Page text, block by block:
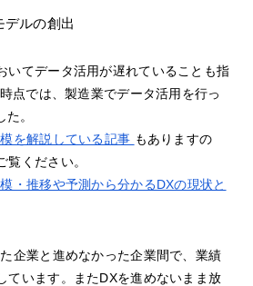
デルの創出
いてデータ活用が遅れていることも指
点では、製造業でデータ活用を行っ
。
を解説している記事 もありますの
覧ください。
・推移や予測から分かるDXの現状と
企業と進めなかった企業間で、業績
ています。またDXを進めないまま放